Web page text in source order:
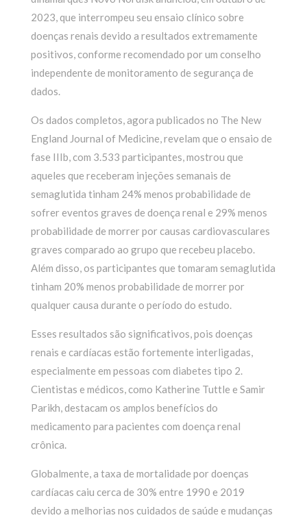
2023, que interrompeu seu ensaio clínico sobre
doenças renais devido a resultados extremamente
positivos, conforme recomendado por um conselho
independente de monitoramento de segurança de
dados.
Os dados completos, agora publicados no The New
England Journal of Medicine, revelam que o ensaio de
fase IIIb, com 3.533 participantes, mostrou que
aqueles que receberam injeções semanais de
semaglutida tinham 24% menos probabilidade de
sofrer eventos graves de doença renal e 29% menos
probabilidade de morrer por causas cardiovasculares
graves comparado ao grupo que recebeu placebo.
Além disso, os participantes que tomaram semaglutida
tinham 20% menos probabilidade de morrer por
qualquer causa durante o período do estudo.
Esses resultados são significativos, pois doenças
renais e cardíacas estão fortemente interligadas,
especialmente em pessoas com diabetes tipo 2.
Cientistas e médicos, como Katherine Tuttle e Samir
Parikh, destacam os amplos benefícios do
medicamento para pacientes com doença renal
crônica.
Globalmente, a taxa de mortalidade por doenças
cardíacas caiu cerca de 30% entre 1990 e 2019
devido a melhorias nos cuidados de saúde e mudanças